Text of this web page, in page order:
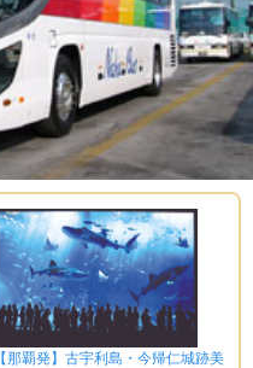
【那覇発】古宇利島・今帰仁城跡美